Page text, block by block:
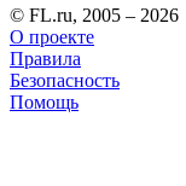
© FL.ru, 2005 – 2026
О проекте
Правила
Безопасность
Помощь